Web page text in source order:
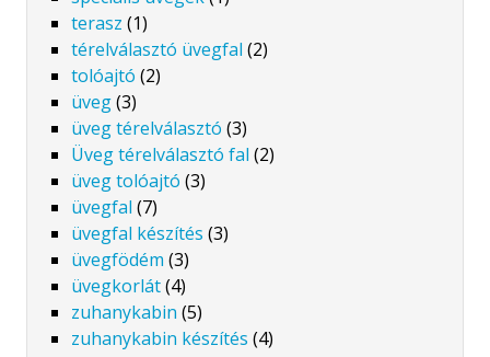
terasz (1)
térelválasztó üvegfal (2)
tolóajtó (2)
üveg(3)
üveg térelválasztó (3)
Üveg térelválasztó fal (2)
üveg tolóajtó (3)
üvegfal (7)
üvegfal készítés (3)
üvegfödém (3)
üvegkorlát(4)
zuhanykabin (5)
zuhanykabin készítés (4)